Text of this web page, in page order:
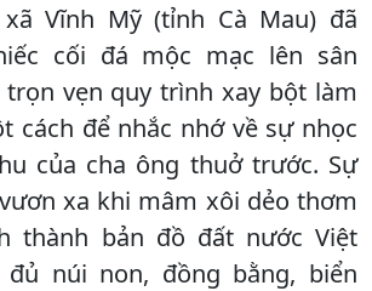
Vĩnh Mỹ (tỉnh Cà Mau) đã
cối đá mộc mạc lên sân
vẹn quy trình xay bột làm
cách để nhắc nhớ về sự nhọc
của cha ông thuở trước. Sự
xa khi mâm xôi dẻo thơm
thành bản đồ đất nước Việt
núi non, đồng bằng, biển